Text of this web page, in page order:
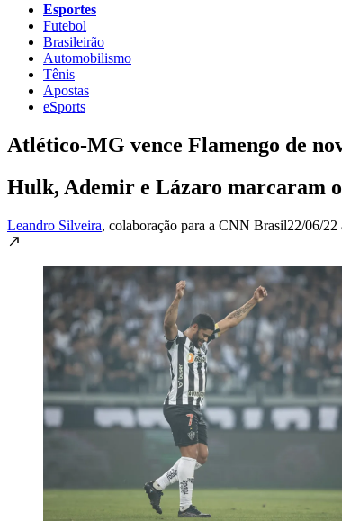
Esportes
Futebol
Brasileirão
Automobilismo
Tênis
Apostas
eSports
Atlético-MG vence Flamengo de
Hulk, Ademir e Lázaro marcaram
Leandro Silveira, colaboração para a CNN Brasil22/06/22